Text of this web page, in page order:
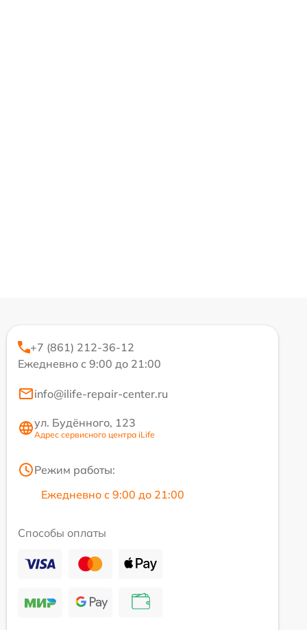
+7 (861) 212-36-12
Ежедневно с 9:00 до 21:00
info@ilife-repair-center.ru
ул. Будённого, 123
Адрес сервисного центра iLife
Режим работы:
Ежедневно с 9:00 до 21:00
Способы оплаты